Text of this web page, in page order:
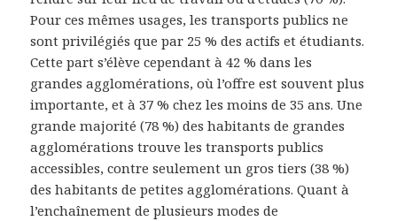
Pour ces mêmes usages, les transports publics ne
sont privilégiés que par 25 % des actifs et étudiants.
Cette part s’élève cependant à 42 % dans les
grandes agglomérations, où l’offre est souvent plus
importante, et à 37 % chez les moins de 35 ans. Une
grande majorité (78 %) des habitants de grandes
agglomérations trouve les transports publics
accessibles, contre seulement un gros tiers (38 %)
des habitants de petites agglomérations. Quant à
l’enchaînement de plusieurs modes de